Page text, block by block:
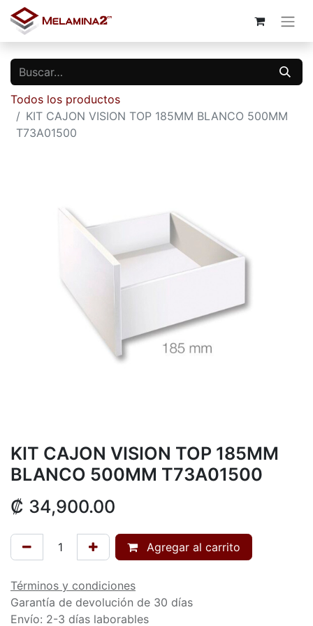
Todos los productos
KIT CAJON VISION TOP 185MM BLANCO 500MM
T73A01500
KIT CAJON VISION TOP 185MM
BLANCO 500MM T73A01500
₡ 34,900.00
Agregar al carrito
Términos y condiciones
Garantía de devolución de 30 días
Envío: 2-3 días laborables